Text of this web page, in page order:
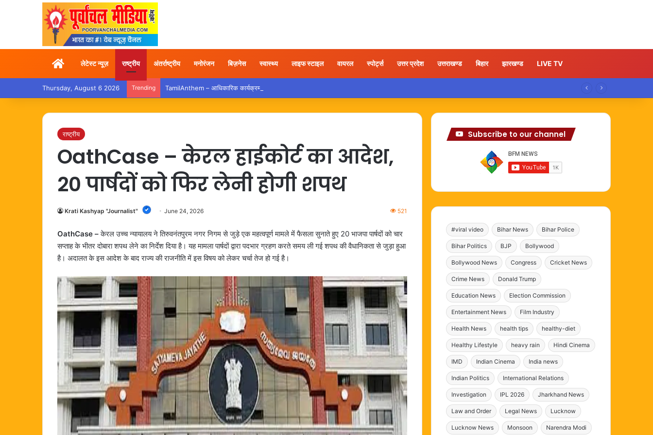
Homeलेटेस्ट न्यूज़ राष्ट्रीय अंतर्राष्ट्रीय मनोरंजन बिज़नेस स्वास्थ्य लाइफ स्टाइल वायरल स्पोर्ट्स उत्तर प्रदेश उत्तराखण्ड बिहार झारखण्ड LIVE TV
Thursday, August 6 2026 Trending TamilAnthem – आधिकारिक कार्यक्रमों में राज्य गीत के क्रम पर उठा नया विवाद
राष्ट्रीय
OathCase – केरल हाईकोर्ट का आदेश,
20 पार्षदों को फिर लेनी होगी शपथ
Krati Kashyap "Journalist" June 24, 2026 521
OathCase –केरल उच्च न्यायालय ने तिरुवनंतपुरम नगर निगम से जुड़े एक महत्वपूर्ण मामले में फैसला सुनाते हुए 20 भाजपा पार्षदों को चार
सप्ताह के भीतर दोबारा शपथ लेने का निर्देश दिया है। यह मामला पार्षदों द्वारा पदभार ग्रहण करते समय ली गई शपथ की वैधानिकता से जुड़ा हुआ
है। अदालत के इस आदेश के बाद राज्य की राजनीति में इस विषय को लेकर चर्चा तेज हो गई है।
Subscribe to our channel
#viral video Bihar News Bihar Police
Bihar Politics BJP Bollywood
Bollywood News Congress Cricket News
Crime News Donald Trump
Education News Election Commission
Entertainment News Film Industry
Health News health tips healthy-diet
Healthy Lifestyle heavy rain Hindi Cinema
IMD Indian Cinema India news
Indian Politics International Relations
Investigation IPL 2026 Jharkhand News
Law and Order Legal News Lucknow
Lucknow News Monsoon Narendra Modi